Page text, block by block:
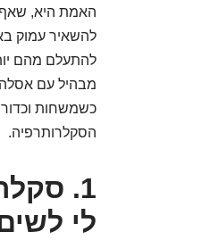
האמת היא, שאף
להשאיר עמוק
להתעלם מהם
מבהיל עם אסלה
כשמשחות
הסקלרותרפיה.
1.
לי